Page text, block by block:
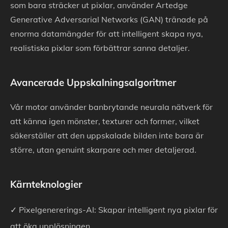
som bara sträcker ut pixlar, använder Artedge
Generative Adversarial Networks (GAN) tränade på
enorma datamängder för att intelligent skapa nya,
realistiska pixlar som förbättrar sanna detaljer.
Avancerade Uppskalningsalgoritmer
Vår motor använder banbrytande neurala nätverk för
att känna igen mönster, texturer och former, vilket
säkerställer att den uppskalade bilden inte bara är
större, utan genuint skarpare och mer detaljerad.
Kärnteknologier
✓ Pixelgenererings-AI: Skapar intelligent nya pixlar för
att öka upplösningen.